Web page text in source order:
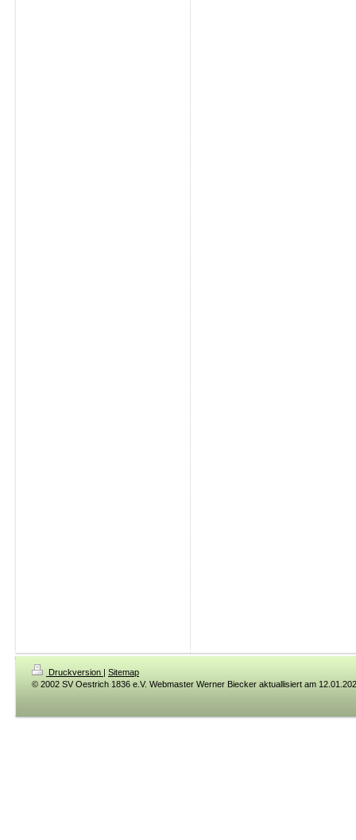
Druckversion | Sitemap
© 2002 SV Oestrich 1836 e.V. Webmaster Werner Biecker aktuallisiert am